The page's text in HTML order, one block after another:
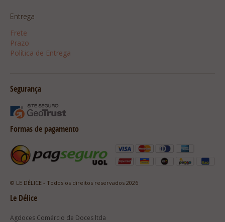
Entrega
Frete
Prazo
Política de Entrega
Segurança
Formas de pagamento
© LE DÉLICE - Todos os direitos reservados 2026
Le Délice
Agdoces Comércio de Doces ltda